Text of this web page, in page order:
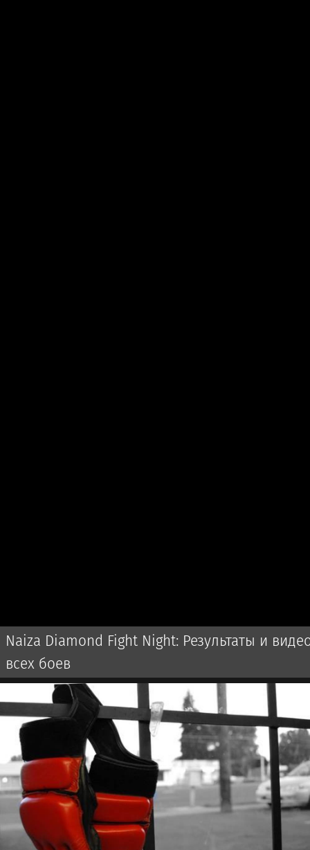
Naiza Diamond Fight Night: Результаты и
всех боев